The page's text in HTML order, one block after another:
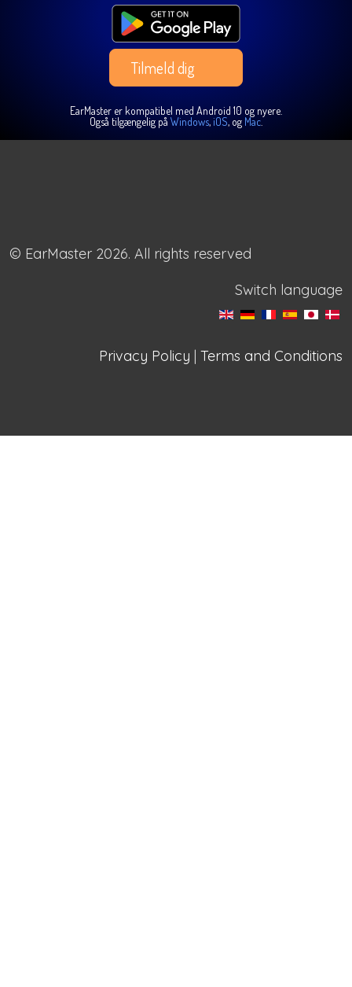
Tilmeld dig
EarMaster er kompatibel med Android 10 og nyere.
Også tilgængelig på Windows,iOS, og Mac
© EarMaster 2026. All rights reserved
Switch language
Privacy Policy | Terms and Conditions